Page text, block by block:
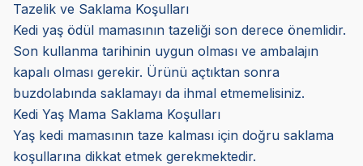
Tazelik ve Saklama Koşulları
Kedi yaş ödül mamasının tazeliği son derece önemlidir.
Son kullanma tarihinin uygun olması ve ambalajın
kapalı olması gerekir. Ürünü açtıktan sonra
buzdolabında saklamayı da ihmal etmemelisiniz.
Kedi Yaş Mama Saklama Koşulları
Yaş kedi mamasının taze kalması için doğru saklama
koşullarına dikkat etmek gerekmektedir.